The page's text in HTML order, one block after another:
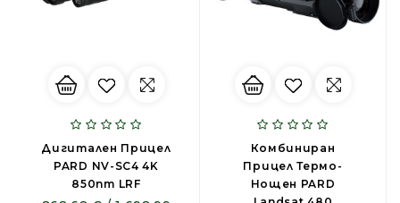
Дигитален Прицел
PARD NV-SC4 4K
850nm LRF
Комбиниран
Прицел Термо-
Нощен PARD